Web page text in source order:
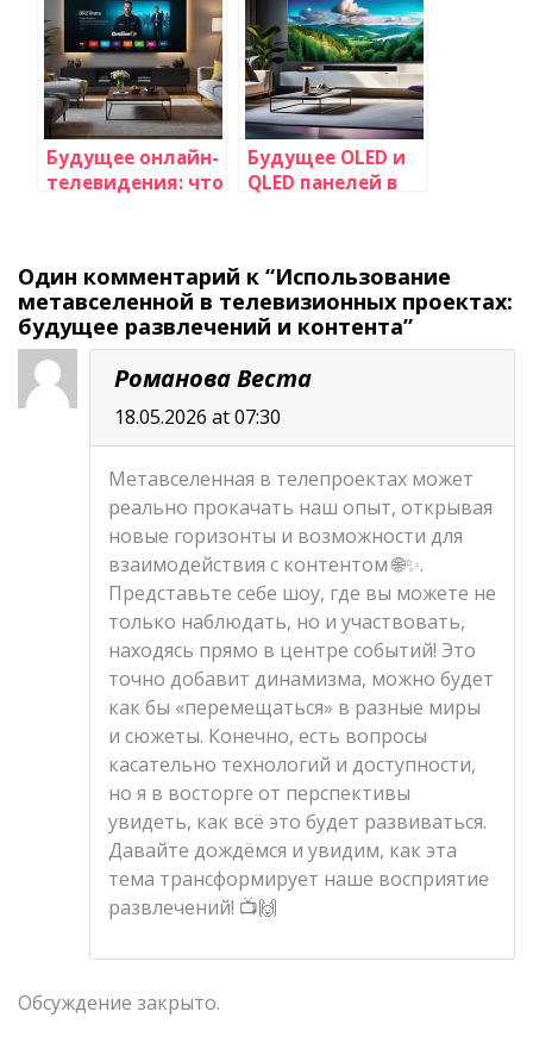
её использование
на телевидении
передач:
инновации и
преимущества
Будущее онлайн-
телевидения: что
Будущее OLED и
QLED панелей в
Один комментарий к “Использование
метавселенной в телевизионных проектах:
будущее развлечений и контента”
Романова Веста
18.05.2026 at 07:30
Метавселенная в телепроектах может
реально прокачать наш опыт, открывая
новые горизонты и возможности для
взаимодействия с контентом 🌐✨.
Представьте себе шоу, где вы можете не
только наблюдать, но и участвовать,
находясь прямо в центре событий! Это
точно добавит динамизма, можно будет
как бы «перемещаться» в разные миры
и сюжеты. Конечно, есть вопросы
касательно технологий и доступности,
но я в восторге от перспективы
увидеть, как всё это будет развиваться.
Давайте дождёмся и увидим, как эта
тема трансформирует наше восприятие
развлечений! 📺🙌
Обсуждение закрыто.